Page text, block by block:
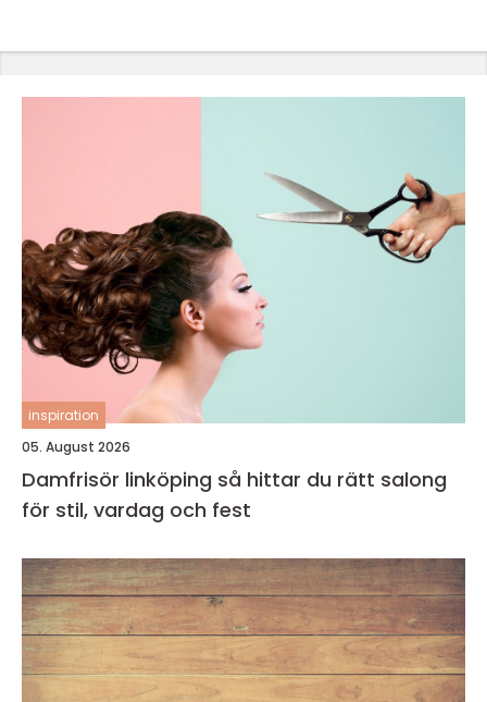
inspiration
05. August 2026
Damfrisör linköping så hittar du rätt salong
för stil, vardag och fest